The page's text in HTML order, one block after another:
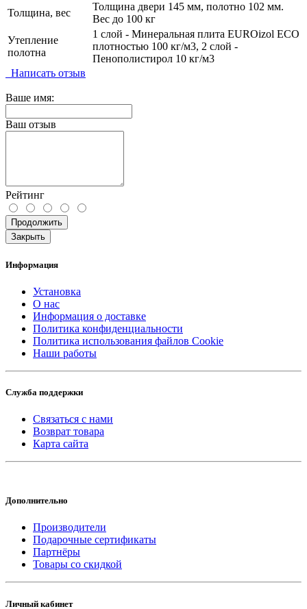
Толщина, вес
Толщина двери 145 мм, полотно 102 мм.
Вес до 100 кг
Утепление
полотна
1 слой - Минеральная плита EUROizol ECO
плотностью 100 кг/м3, 2 слой -
Пенополистирол 10 кг/м3
Написать отзыв
Ваше имя:
Ваш отзыв
Рейтинг
Продолжить
Закрыть
Информация
Установка
О нас
Информация о доставке
Политика конфиденциальности
Политика использования файлов Cookie
Наши работы
Служба поддержки
Связаться с нами
Возврат товара
Карта сайта
Дополнительно
Производители
Подарочные сертификаты
Партнёры
Товары со скидкой
Личный кабинет